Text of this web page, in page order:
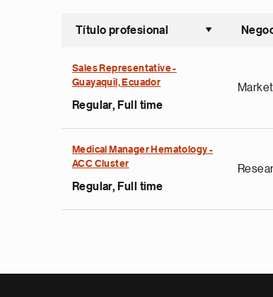
Título profesional
Sales Representative -
Guayaquil, Ecuador
Regular, Full time
Medical Manager Hematology -
ACC Cluster
Regular, Full time